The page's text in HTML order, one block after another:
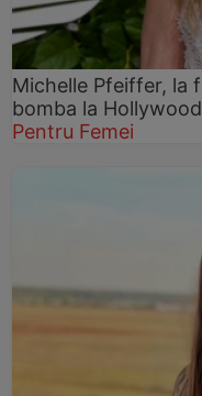
Michelle Pfeiffer, la
bomba la
Pentru Femei